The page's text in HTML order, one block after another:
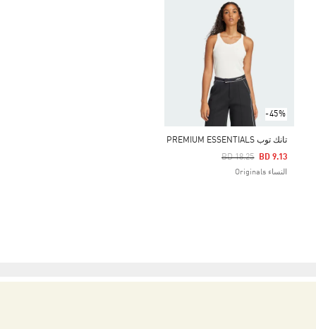
-45%
تانك توب PREMIUM ESSENTIALS
Price Reduced From
BD 18.25
To BD 9.13
النساء Originals